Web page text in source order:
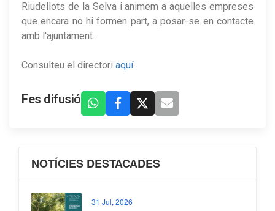
Riudellots de la Selva i animem a aquelles empreses
que encara no hi formen part, a posar-se en contacte
amb l'ajuntament.
Consulteu el directori aquí.
Fes difusió
NOTÍCIES DESTACADES
31 Jul, 2026